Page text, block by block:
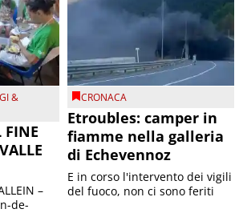
&
FINE
–
de-
CRONACA
Etroubles: camper in
fiamme nella galleria
di Echevennoz
E in corso l'intervento dei vigili
del fuoco, non ci sono feriti